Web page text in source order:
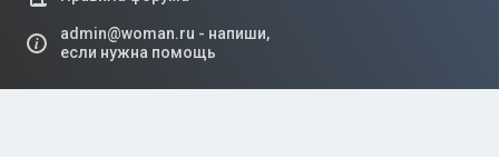
admin@woman.ru - напиши,
если нужна помощь